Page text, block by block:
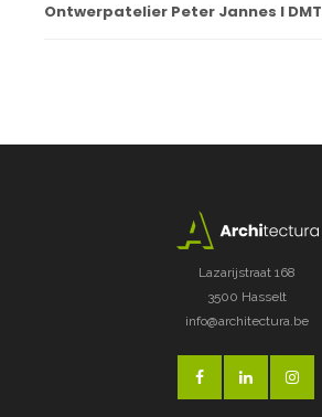
Ontwerpatelier Peter Jannes I DMT
Lazarijstraat 168
3500 Hasselt
info@architectura.be